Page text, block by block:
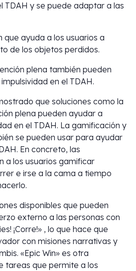
TDAH y se puede adaptar a las
que ayuda a los usuarios a
de los objetos perdidos.
plena también pueden
en el TDAH.
que soluciones como la
plena pueden ayudar a
en el TDAH. La gamificación y
se pueden usar para ayudar
En concreto, las
a los usuarios gamificar
e irse a la cama a tiempo
disponibles que pueden
externo a las personas con
¡Corre!» , lo que hace que
con misiones narrativas y
«Epic Win» es otra
tareas que permite a los